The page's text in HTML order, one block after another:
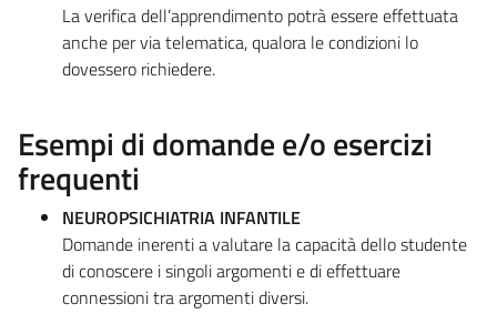
La verifica dell’apprendimento potrà essere effettuata
anche per via telematica, qualora le condizioni lo
dovessero richiedere.
Esempi di domande e/o esercizi
frequenti
NEUROPSICHIATRIA INFANTILE
Domande inerenti a valutare la capacità dello studente
di conoscere i singoli argomenti e di effettuare
connessioni tra argomenti diversi.